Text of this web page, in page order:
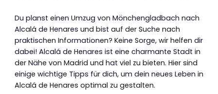
Du planst einen Umzug von Mönchengladbach nach
Alcalá de Henares und bist auf der Suche nach
praktischen Informationen? Keine Sorge, wir helfen dir
dabei! Alcalá de Henares ist eine charmante Stadt in
der Nähe von Madrid und hat viel zu bieten. Hier sind
einige wichtige Tipps für dich, um dein neues Leben in
Alcalá de Henares optimal zu gestalten.